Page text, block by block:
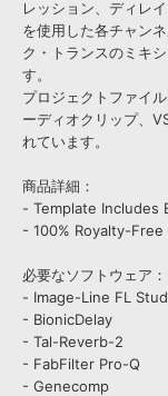
レッション、ディレ
を使用した各チャン
ク・トランスのミキ
す。
プロジェクトファイ
ーディオクリップ、
れています。
商品詳細：
- Template Includes
- 100% Royalty-Free
必要なソフトウェア：
- Image-Line FL
- BionicDelay
- Tal-Reverb-2
- FabFilter Pro-Q
- Genecomp